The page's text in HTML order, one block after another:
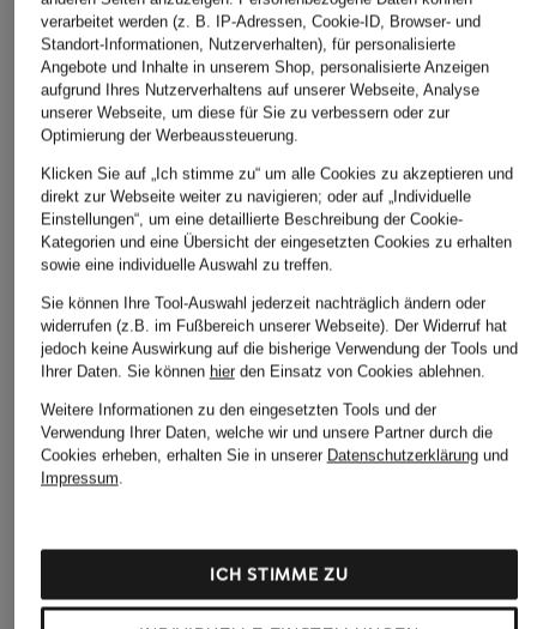
LIU JO
+Aktionsrabatt +Aktionsrabatt
verarbeitet werden (z. B. IP-Adressen, Cookie-ID, Browser- und
Standort-Informationen, Nutzerverhalten), für personalisierte
Angebote und Inhalte in unserem Shop, personalisierte Anzeigen
aufgrund Ihres Nutzerverhaltens auf unserer Webseite, Analyse
unserer Webseite, um diese für Sie zu verbessern oder zur
Optimierung der Werbeaussteuerung.
Klicken Sie auf „Ich stimme zu“ um alle Cookies zu akzeptieren und
direkt zur Webseite weiter zu navigieren; oder auf „Individuelle
Einstellungen“, um eine detaillierte Beschreibung der Cookie-
Kategorien und eine Übersicht der eingesetzten Cookies zu erhalten
sowie eine individuelle Auswahl zu treffen.
Sie können Ihre Tool-Auswahl jederzeit nachträglich ändern oder
widerrufen (z.B. im Fußbereich unserer Webseite). Der Widerruf hat
jedoch keine Auswirkung auf die bisherige Verwendung der Tools und
Ihrer Daten. Sie können hierden Einsatz von Cookies ablehnen.
Weitere Informationen zu den eingesetzten Tools und der
Verwendung Ihrer Daten, welche wir und unsere Partner durch die
Cookies erheben, erhalten Sie in unserer Datenschutzerklärungund
Impressum.
ICH STIMME ZU